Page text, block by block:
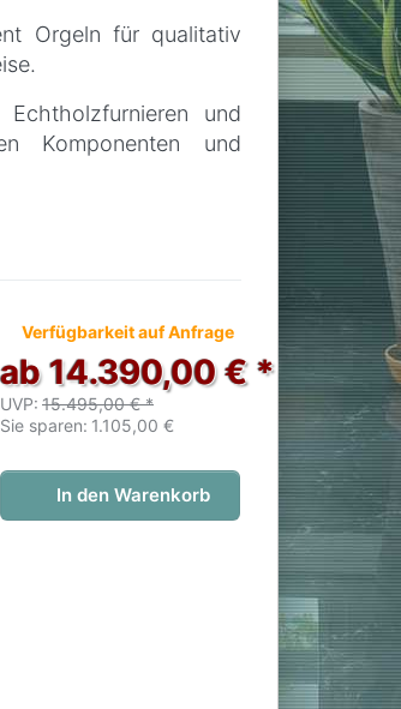
Orgeln für qualitativ
und
Komponenten und
Technologie
Kunden wählbare
Klangabstrahlung vom
Wiedergabe ab der
oben, und in die
Qualitätssprung Dank
höchst umfangreicher
hinein reichen.
vor.
Verfügbarkeit auf Anfrage
ab 14.390,00 € *
UVP: 15.495,00 € *
Sie sparen: 1.105,00 €
In den Warenkorb